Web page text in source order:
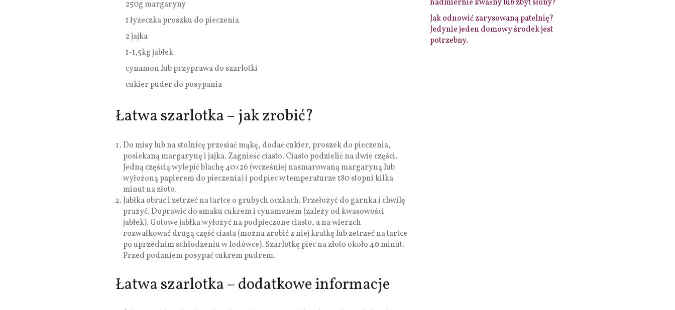
250g margaryny
1 łyżeczka proszku do pieczenia
2 jajka
1-1,5kg jabłek
cynamon lub przyprawa do szarlotki
cukier puder do posypania
Łatwa szarlotka – jak zrobić?
Do misy lub na stolnicę przesiać mąkę, dodać cukier, proszek do pieczenia,
posiekaną margarynę i jajka. Zagnieść ciasto. Ciasto podzielić na dwie części.
Jedną częścią wylepić blachę 40×26 (wcześniej nasmarowaną margaryną lub
wyłożoną papierem do pieczenia) i podpiec w temperaturze 180 stopni kilka
minut na złoto.
Jabłka obrać i zetrzeć na tartce o grubych oczkach. Przełożyć do garnka i chwilę
prażyć. Doprawić do smaku cukrem i cynamonem (zależy od kwasowości
jabłek). Gotowe jabłka wyłożyć na podpieczone ciasto, a na wierzch
rozwałkować drugą część ciasta (można zrobić z niej kratkę lub zetrzeć na tartce
po uprzednim schłodzeniu w lodówce). Szarlotkę piec na złoto około 40 minut.
Przed podaniem posypać cukrem pudrem.
Łatwa szarlotka – dodatkowe informacje
nadmiernie kwaśny lub zbyt słony?
Jak odnowić zarysowaną patelnię?
Jedynie jeden domowy środek jest
potrzebny.